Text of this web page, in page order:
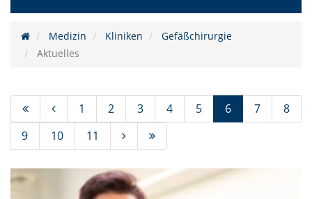
Medizin Kliniken
Gefäßchirurgie
Aktuelles
1 2 3 4 5 6(Standort)
7
8
9
10 11